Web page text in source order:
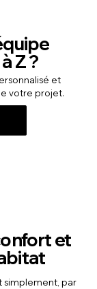
Z ?
et
votre projet.
et
simplement, par